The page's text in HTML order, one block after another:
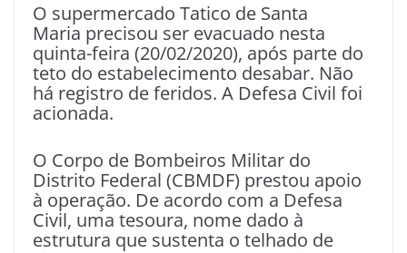
O supermercado Tatico de Santa
Maria precisou ser evacuado nesta
quinta-feira (20/02/2020), após parte do
teto do estabelecimento desabar. Não
há registro de feridos. A Defesa Civil foi
acionada.
O Corpo de Bombeiros Militar do
Distrito Federal (CBMDF) prestou apoio
à operação. De acordo com a Defesa
Civil, uma tesoura, nome dado à
estrutura que sustenta o telhado de